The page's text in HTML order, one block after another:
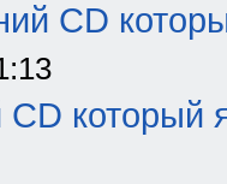
CD
который